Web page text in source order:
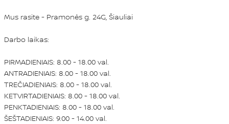
Mus rasite - Pramonės g. 24G, Šiauliai
Darbo laikas:
PIRMADIENIAIS: 8.00 - 18.00 val.
ANTRADIENIAIS: 8.00 - 18.00 val.
TREČIADIENIAIS: 8.00 - 18.00 val.
KETVIRTADIENIAIS: 8.00 - 18.00 val.
PENKTADIENIAIS: 8.00 - 18.00 val.
ŠEŠTADIENIAIS: 9.00 - 14.00 val.